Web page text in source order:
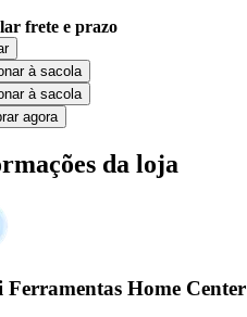
frete e prazo
à sacola
à sacola
agora
da loja
Ferramentas Home Center